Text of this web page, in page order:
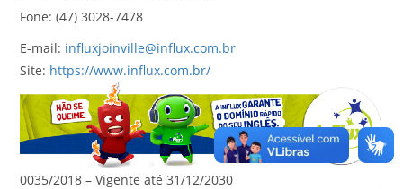
Fone: (47) 3028-7478
E-mail: influxjoinville@influx.com.br
Site: https://www.influx.com.br/
0035/2018 – Vigente até 31/12/2030